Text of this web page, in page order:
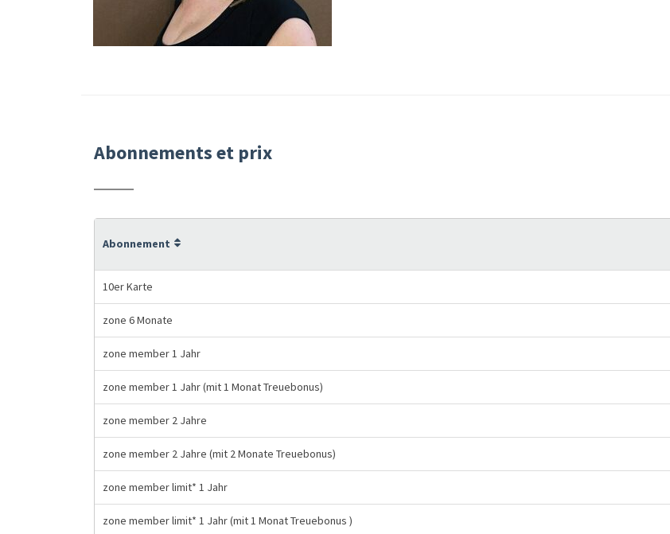
Abonnements et prix
Abonnement
10er Karte
zone 6 Monate
zone member 1 Jahr
zone member 1 Jahr (mit 1 Monat Treuebonus)
zone member 2 Jahre
zone member 2 Jahre (mit 2 Monate Treuebonus)
zone member limit* 1 Jahr
zone member limit* 1 Jahr (mit 1 Monat Treuebonus )